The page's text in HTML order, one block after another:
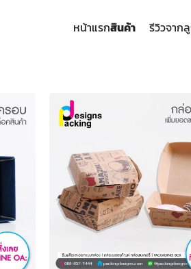
หน้าแรกสินค้า รีวิวจาก